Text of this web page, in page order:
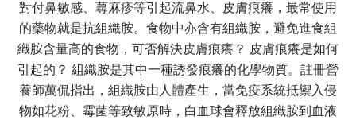
對付鼻敏感、蕁麻疹等引起流鼻水、皮膚痕癢，最常使用
的藥物就是抗組織胺。食物中亦含有組織胺，避免進食組
織胺含量高的食物，可否解決皮膚痕癢？ 皮膚痕癢是如何
引起的？ 組織胺是其中一種誘發痕癢的化學物質。註冊營
養師萬侃指出，組織胺由人體產生，當免疫系統抵禦入侵
物如花粉、霉菌等致敏原時，白血球會釋放組織胺到血液